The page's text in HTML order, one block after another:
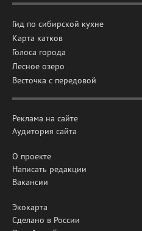
Гид по сибирской кухне
Карта катков
Голоса города
Лесное озеро
Весточка с передовой
Реклама на сайте
Аудитория сайта
О проекте
Написать редакции
Вакансии
Экокарта
Сделано в России